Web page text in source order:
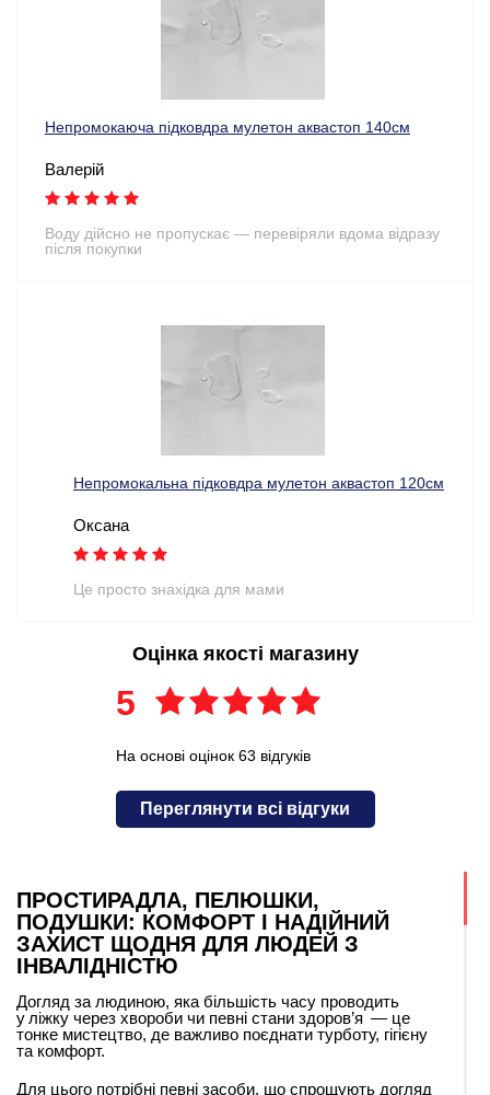
ПРОСТИРАДЛА, ПЕЛЮШКИ,
ПОДУШКИ: КОМФОРТ І НАДІЙНИЙ
ЗАХИСТ ЩОДНЯ ДЛЯ ЛЮДЕЙ З
ІНВАЛІДНІСТЮ
Догляд за людиною, яка більшість часу проводить
у ліжку через хвороби чи певні стани здоров’я — це
тонке мистецтво, де важливо поєднати турботу, гігієну
та комфорт.
Для цього потрібні певні засоби, що спрощують догляд
Непромокаюча підковдра мулетон аквастоп 140см
Валерій
Воду дійсно не пропускає — перевіряли вдома відразу
після покупки
Непромокальна підковдра мулетон аквастоп 120см
Оксана
Це просто знахідка для мами
Оцінка якості магазину
5
На основі оцінок 63 відгуків
Переглянути всі відгуки